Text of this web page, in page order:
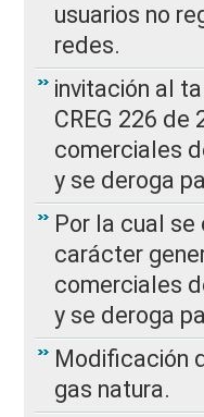
usuarios no
redes.
invitación al
CREG 226
comerciales
y se deroga
Por la cual
carácter
comerciales
y se deroga
Modificación
gas natura.